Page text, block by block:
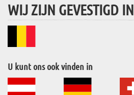
WIJ ZIJN GEVESTIGD IN
U kunt ons ook vinden in